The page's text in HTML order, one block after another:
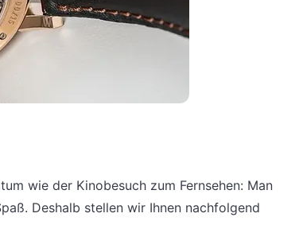
wie der Kinobesuch zum Fernsehen: Man
Deshalb stellen wir Ihnen nachfolgend